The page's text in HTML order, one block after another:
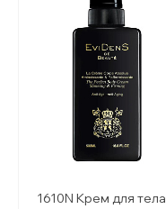
1610N Крем для тела